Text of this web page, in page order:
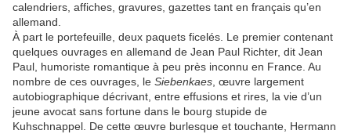
calendriers, affiches, gravures, gazettes tant en français qu’en
allemand.
À part le portefeuille, deux paquets ficelés. Le premier contenant
quelques ouvrages en allemand de Jean Paul Richter, dit Jean
Paul, humoriste romantique à peu près inconnu en France. Au
nombre de ces ouvrages, le Siebenkaes , œuvre largement
autobiographique décrivant, entre effusions et rires, la vie d’un
jeune avocat sans fortune dans le bourg stupide de
Kuhschnappel. De cette œuvre burlesque et touchante, Hermann